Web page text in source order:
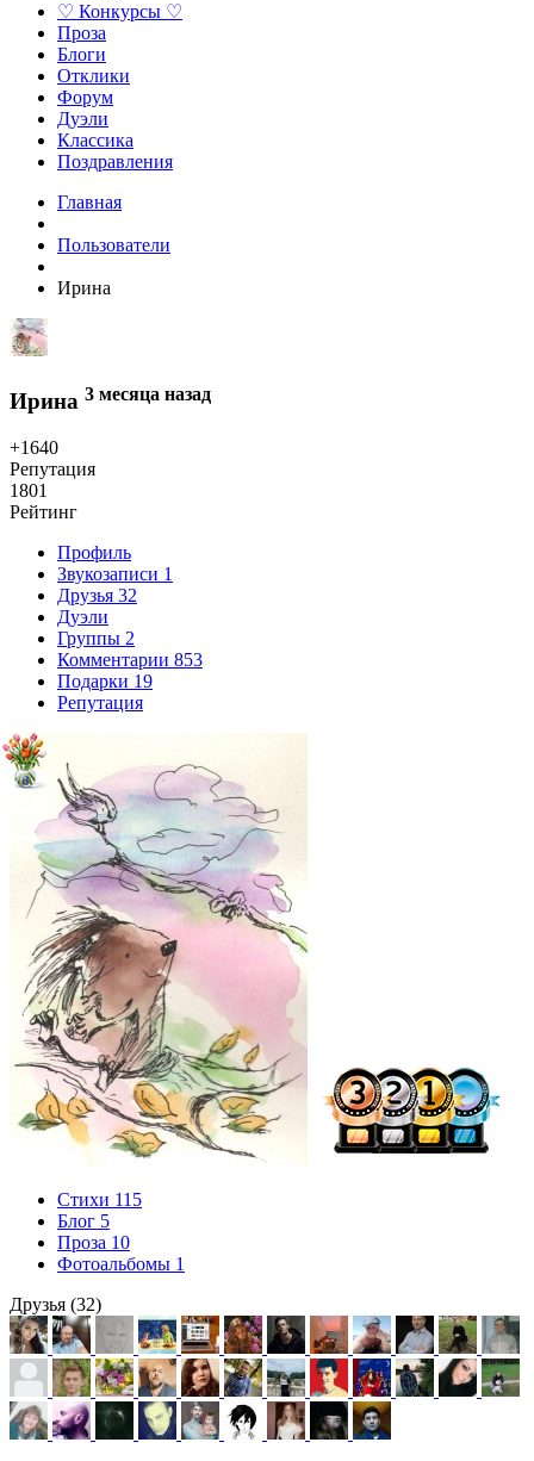
♡ Конкурсы ♡
Проза
Блоги
Отклики
Форум
Дуэли
Классика
Поздравления
Главная
Пользователи
Ирина
Ирина 3 месяца назад
+1640
Репутация
1801
Рейтинг
Профиль
Звукозаписи 1
Друзья 32
Дуэли
Группы 2
Комментарии 853
Подарки 19
Репутация
Стихи 115
Блог 5
Проза 10
Фотоальбомы 1
Друзья (32)